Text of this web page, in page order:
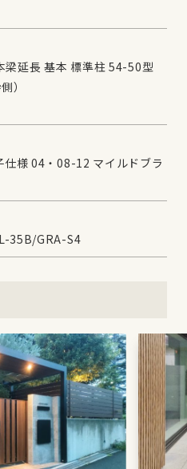
梁延⾧ 基本 標準柱 54-50型
）
様 04・08-12 マイルドブラ
35B/GRA-S4